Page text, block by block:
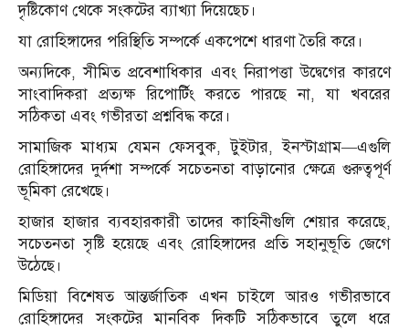
দৃষ্টিকোণ থেকে সংকটের ব্যাখ্যা দিয়েছেচ।
যা রোহিঙ্গাদের পরিস্থিতি সম্পর্কে একপেশে ধারণা তৈরি করে।
অন্যদিকে, সীমিত প্রবেশাধিকার এবং নিরাপত্তা উদ্বেগের কারণে
সাংবাদিকরা প্রত্যক্ষ রিপোর্টিং করতে পারছে না, যা খবরের
সঠিকতা এবং গভীরতা প্রশ্নবিদ্ধ করে।
সামাজিক মাধ্যম যেমন ফেসবুক, টুইটার, ইনস্টাগ্রাম—এগুলি
রোহিঙ্গাদের দুর্দশা সম্পর্কে সচেতনতা বাড়ানোর ক্ষেত্রে গুরুত্বপূর্ণ
ভূমিকা রেখেছে।
হাজার হাজার ব্যবহারকারী তাদের কাহিনীগুলি শেয়ার করেছে,
সচেতনতা সৃষ্টি হয়েছে এবং রোহিঙ্গাদের প্রতি সহানুভূতি জেগে
উঠেছে।
মিডিয়া বিশেষত আন্তর্জাতিক এখন চাইলে আরও গভীরভাবে
রোহিঙ্গাদের সংকটের মানবিক দিকটি সঠিকভাবে তুলে ধরে